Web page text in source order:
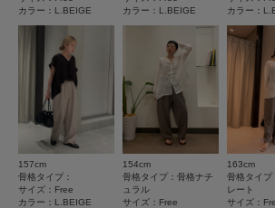
絞り込み 表示：新しい
オフィスにも
色：L.BEIGE サイズ：Free
no name
カラー：L.BEIGE
157cm
骨格タイプ：
サイズ：Free
カラー：L.BEIGE
カラー：L.BEIGE
154cm
骨格タイプ：骨格ナチ
ュラル
サイズ：Free
カラー：
163cm
骨格タイプ
レート
サイズ：